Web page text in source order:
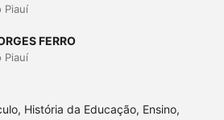
Piauí
FERRO
Piauí
História da Educação, Ensino,